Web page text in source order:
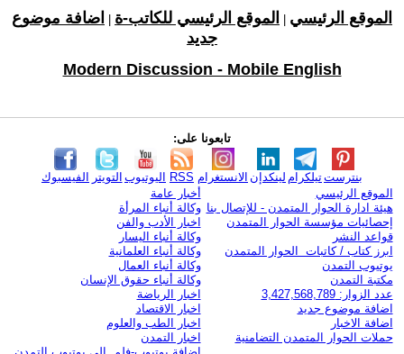
الموقع الرئيسي الموقع الرئيسي للكاتب-ة
اضافة موضوع
جديد
Modern Discussion - Mobile English
تابعونا على:
الفيسبوك التويتر اليوتيوب RSS الانستغرام لينكدإن تيلكرامبنترست
الموقع الرئيسي
هيئة ادارة الحوار المتمدن - للإتصال بنا
إحصائيات مؤسسة الحوار المتمدن
قواعد النشر
ابرز كتاب / كاتبات الحوار المتمدن
يوتيوب التمدن
مكتبة التمدن
عدد الزوار: 3,427,568,789
اضافة موضوع جديد
اضافة الاخبار
حملات الحوار المتمدن التضامنية
أخبار عامة
وكالة أنباء المرأة
اخبار الأدب والفن
وكالة أنباء اليسار
وكالة أنباء العلمانية
وكالة أنباء العمال
وكالة أنباء حقوق الإنسان
اخبار الرياضة
اخبار الاقتصاد
اخبار الطب والعلوم
اخبار التمدن